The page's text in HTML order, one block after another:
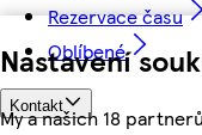
Nastavení
My a našich 18
Rezervace času
Oblíbené
Kontakt